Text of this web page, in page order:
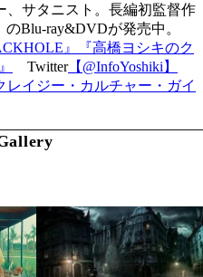
、サタニスト。長編初監督作
のBlu-ray&DVDが発売中。
』
『高橋ヨシキのク
Twitter【@InfoYoshiki】
レイジー・カルチャー・ガイ